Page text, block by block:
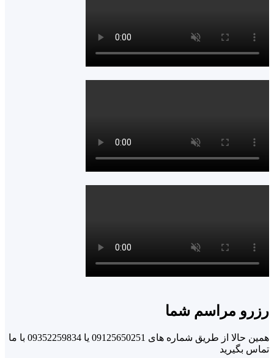
رزرو مراسم شما
همین حالا از طریق شماره های 09125650251 یا 09352259834 با ما
تماس بگیرید